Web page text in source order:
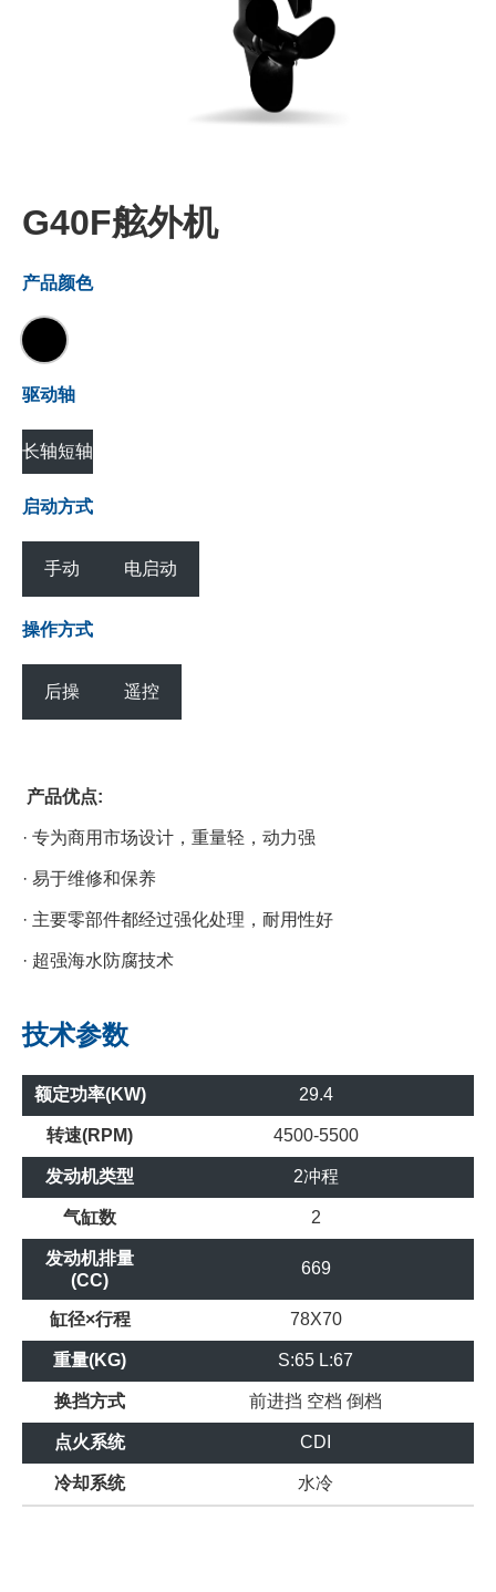
G40F舷外机
产品颜色
驱动轴
长轴短轴
启动方式
手动 电启动
操作方式
后操 遥控
产品优点:
· 专为商用市场设计，重量轻，动力强
· 易于维修和保养
· 主要零部件都经过强化处理，耐用性好
· 超强海水防腐技术
技术参数
额定功率(KW) 29.4
转速(RPM) 4500-5500
发动机类型 2冲程
气缸数 2
发动机排量
(CC)
669
缸径×行程 78X70
重量(KG) S:65 L:67
换挡方式 前进挡 空档 倒档
点火系统 CDI
冷却系统 水冷